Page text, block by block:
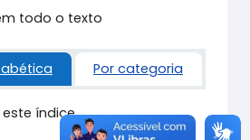
todo o texto
Por categoria
índice